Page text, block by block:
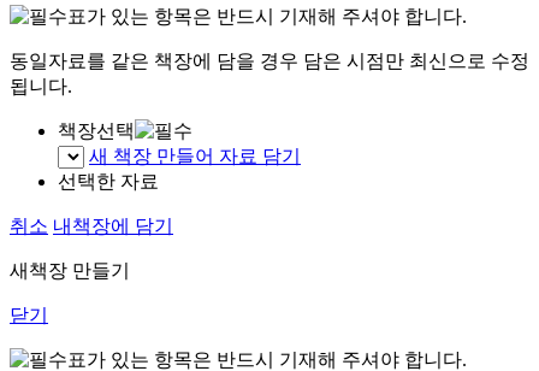
표가 있는 항목은 반드시 기재해 주셔야 합니다.
동일자료를 같은 책장에 담을 경우 담은 시점만 최신으로 수정
됩니다.
책장선택
새 책장 만들어 자료 담기
선택한 자료
취소 내책장에 담기
새책장 만들기
닫기
표가 있는 항목은 반드시 기재해 주셔야 합니다.